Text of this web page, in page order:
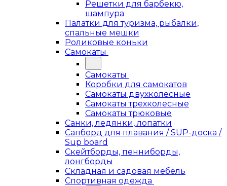
Решетки для барбекю,
шампура
Палатки для туризма, рыбалки,
спальные мешки
Роликовые коньки
Самокаты
Самокаты
Коробки для самокатов
Самокаты двухколесные
Самокаты трехколесные
Самокаты трюковые
Санки, ледянки, лопатки
Сапборд для плавания / SUP-доска /
Sup board
Скейтборды, пенниборды,
лонгборды
Складная и садовая мебель
Спортивная одежда